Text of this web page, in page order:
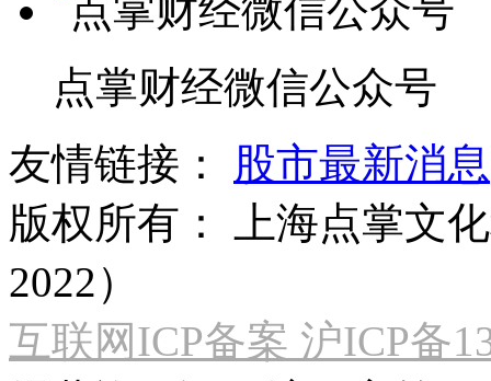
点掌财经微信公众号
友情链接：
股市最新消息
版权所有：
上海点掌文
2022）
互联网ICP备案 沪ICP备